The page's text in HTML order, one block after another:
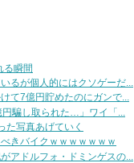
る瞬間
るが個人的にはクソゲーだ...
て7億円貯めたのにガンで...
騙し取られた…」ワイ「...
た写真あげていく
きバイクｗｗｗｗｗｗｗ
アドルフォ・ドミンゲスの...